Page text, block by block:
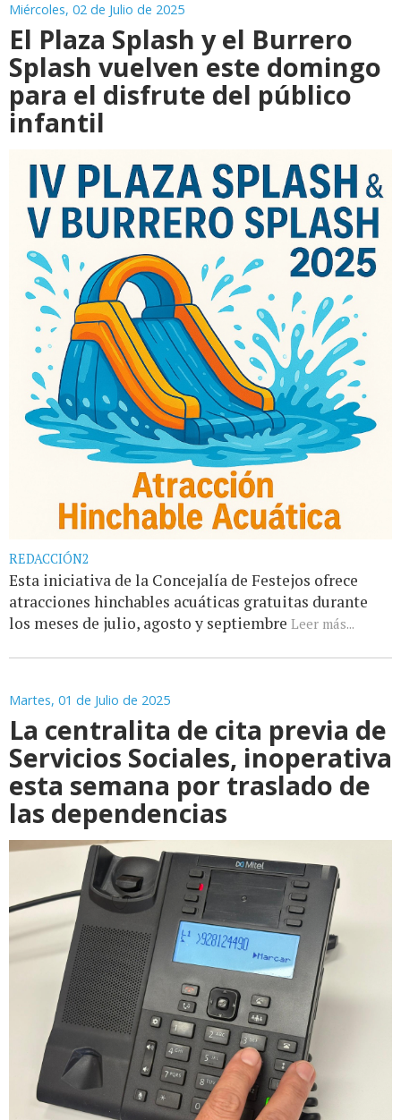
Miércoles, 02 de Julio de 2025
El Plaza Splash y el Burrero
Splash vuelven este domingo
para el disfrute del público
infantil
REDACCIÓN2
Esta iniciativa de la Concejalía de Festejos ofrece
atracciones hinchables acuáticas gratuitas durante
los meses de julio, agosto y septiembre Leer más...
Martes, 01 de Julio de 2025
La centralita de cita previa de
Servicios Sociales, inoperativa
esta semana por traslado de
las dependencias